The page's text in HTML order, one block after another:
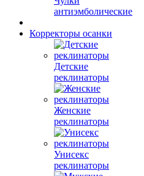
антиэмболические
Корректоры осанки
Детские
реклинаторы
Женские
реклинаторы
Унисекс
реклинаторы